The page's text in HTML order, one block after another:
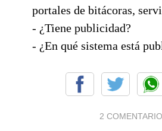
portales de bitácoras,
- ¿Tiene publicidad?
- ¿En qué sistema está
2